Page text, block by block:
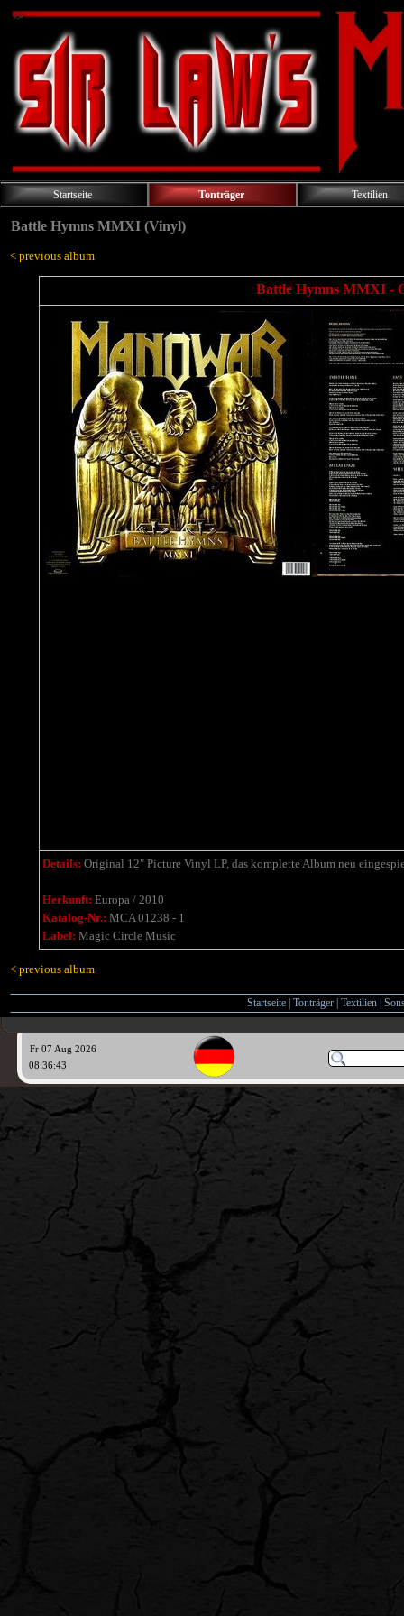
Startseite Tonträger Textilien
Battle Hymns MMXI (Vinyl)
< previous album
Battle Hymns MMXI -
Details: Original 12" Picture Vinyl LP, das komplette Album neu
Herkunft: Europa / 2010
Katalog-Nr.: MCA 01238 - 1
Label: Magic Circle Music
< previous album
Startseite Tonträger Textilien
Fr 07 Aug 2026
08:36:44